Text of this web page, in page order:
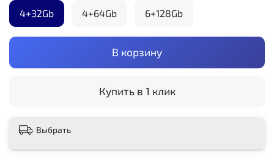
В корзину
Купить в 1 клик
4+32Gb 4+64Gb 6+128Gb
Выбрать